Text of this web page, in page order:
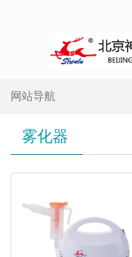
网站导航
雾化器